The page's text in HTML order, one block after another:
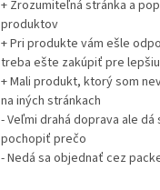
i
u
+ Zrozumiteľná stránka a
produktov
+ Pri produkte vám ešle
treba ešte zakúpiť pre
+ Mali produkt, ktorý som
na iných stránkach
- Veľmi drahá doprava ale dá
pochopiť prečo
- Nedá sa objednať cez